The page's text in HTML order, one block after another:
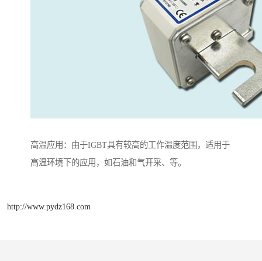
高温应用：由于IGBT具有较高的工作温度范围，适用于
高温环境下的应用，如石油和气开采、等。
http://www.pydz168.com